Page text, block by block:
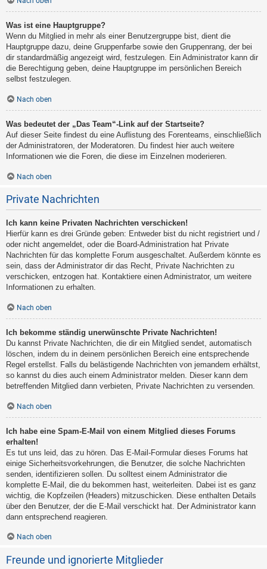
Was ist eine Hauptgruppe?
Wenn du Mitglied in mehr als einer Benutzergruppe bist, dient die
Hauptgruppe dazu, deine Gruppenfarbe sowie den Gruppenrang, der bei
dir standardmäßig angezeigt wird, festzulegen. Ein Administrator kann dir
die Berechtigung geben, deine Hauptgruppe im persönlichen Bereich
selbst festzulegen.
Nach oben
Was bedeutet der „Das Team“-Link auf der Startseite?
Auf dieser Seite findest du eine Auflistung des Forenteams, einschließlich
der Administratoren, der Moderatoren. Du findest hier auch weitere
Informationen wie die Foren, die diese im Einzelnen moderieren.
Nach oben
Private Nachrichten
Ich kann keine Privaten Nachrichten verschicken!
Hierfür kann es drei Gründe geben: Entweder bist du nicht registriert und /
oder nicht angemeldet, oder die Board-Administration hat Private
Nachrichten für das komplette Forum ausgeschaltet. Außerdem könnte es
sein, dass der Administrator dir das Recht, Private Nachrichten zu
verschicken, entzogen hat. Kontaktiere einen Administrator, um weitere
Informationen zu erhalten.
Nach oben
Ich bekomme ständig unerwünschte Private Nachrichten!
Du kannst Private Nachrichten, die dir ein Mitglied sendet, automatisch
löschen, indem du in deinem persönlichen Bereich eine entsprechende
Regel erstellst. Falls du belästigende Nachrichten von jemandem erhältst,
so kannst du dies auch einem Administrator melden. Dieser kann dem
betreffenden Mitglied dann verbieten, Private Nachrichten zu versenden.
Nach oben
Ich habe eine Spam-E-Mail von einem Mitglied dieses Forums
erhalten!
Es tut uns leid, das zu hören. Das E-Mail-Formular dieses Forums hat
einige Sicherheitsvorkehrungen, die Benutzer, die solche Nachrichten
senden, identifizieren sollen. Du solltest einem Administrator die
komplette E-Mail, die du bekommen hast, weiterleiten. Dabei ist es ganz
wichtig, die Kopfzeilen (Headers) mitzuschicken. Diese enthalten Details
über den Benutzer, der die E-Mail verschickt hat. Der Administrator kann
dann entsprechend reagieren.
Nach oben
Freunde und ignorierte Mitglieder